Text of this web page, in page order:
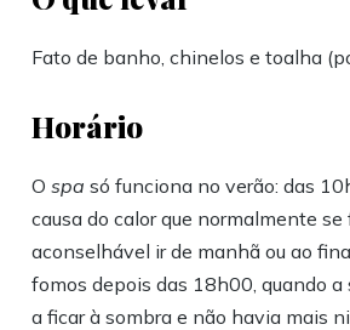
Fato de banho, chinelos e toalha
Horário
Ospa só funciona no verão: das
causa do calor que normalmente se
aconselhável ir de manhã ou ao
fomos depois das 18h00, quando
a ficar à sombra e não havia mais